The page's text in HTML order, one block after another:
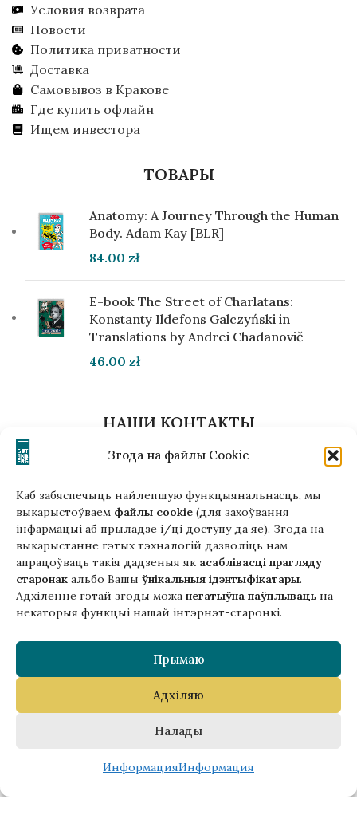
Згода на файлы Cookie
Каб забяспечыць найлепшую функцыянальнасць, мы
выкарыстоўваем файлы cookie (для захоўвання
інфармацыі аб прыладзе і/ці доступу да яе). Згода на
выкарыстанне гэтых тэхналогій дазволіць нам
апрацоўваць такія дадзеныя як асаблівасці прагляду
старонак альбо Вашы ўнікальныя ідэнтыфікатары.
Адхіленне гэтай згоды можа негатыўна паўплываць на
некаторыя функцыі нашай інтэрнэт-старонкі.
Прымаю
Адхіляю
Налады
ИнформацияИнформация
Гэтая версія сайта створана
ў рамках праекта ArtPower
з падтрымкай Еўрапейскага Саюзу
Условия возврата
Новости
Политика приватности
Доставка
Самовывоз в Кракове
Где купить офлайн
Ищем инвестора
ТОВАРЫ
Anatomy: A Journey Through the Human
Body. Adam Kay [BLR]
84.00 zł
E-book The Street of Charlatans:
Konstanty Ildefons Galczyński in
Translations by Andrei Chadanovič
46.00 zł
НАШИ КОНТАКТЫ
ул. Лобзовская, 15/15 (ul. Łobzowska, 15/15) Краков,
Польша
office (на) gutenbergpublisher.eu
Написать нам!